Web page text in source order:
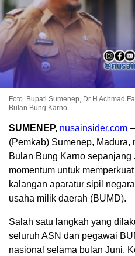
Foto. Bupati Sumenep, Dr H Achmad
Bulan Bung Karno
SUMENEP, nusainsider.com
(Pemkab) Sumenep, Madura,
Bulan Bung Karno sepanjang
momentum untuk
kalangan aparatur sipil
usaha milik daerah (BUMD).
Salah satu langkah yang
seluruh ASN dan pegawai
nasional selama bulan Juni.